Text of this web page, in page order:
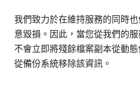
我們致力於在維持服務的同時
意毀損。因此，當您從我們的
不會立即將殘餘檔案副本從動
從備份系統移除該資訊。